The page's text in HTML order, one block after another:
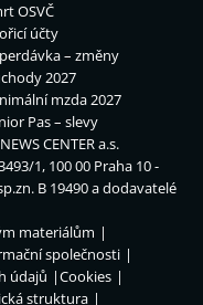
OSVČ
účty
– změny
2027
mzda 2027
Pas – slevy
CENTER a.s.
1, 100 00 Praha 10 -
B 19490 a dodavatelé
materiálům
společnosti
údajů
Cookies
struktura